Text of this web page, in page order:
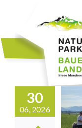
30
06, 2026
Erlebnis
den
St.